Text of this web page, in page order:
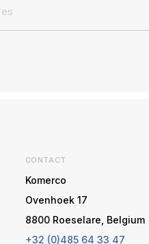
CONTACT
Komerco
Ovenhoek 17
8800 Roeselare, Belgium
+32 (0)485 64 33 47